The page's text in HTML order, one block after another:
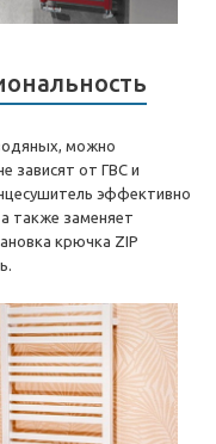
можно
зависят от ГВС и
эффективно
также заменяет
крючка ZIP